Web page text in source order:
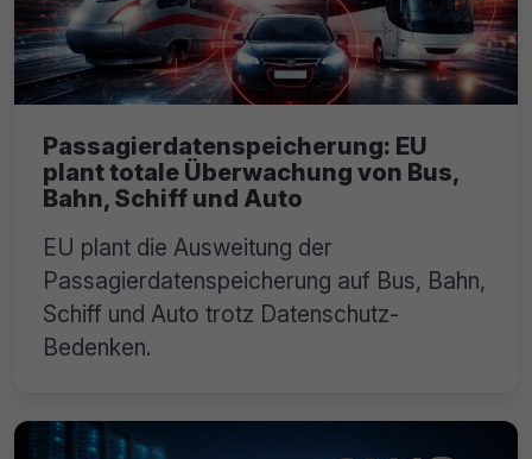
Passagierdatenspeicherung: EU
plant totale Überwachung von Bus,
Bahn, Schiff und Auto
EU plant die Ausweitung der
Passagierdatenspeicherung auf Bus, Bahn,
Schiff und Auto trotz Datenschutz-
Bedenken.